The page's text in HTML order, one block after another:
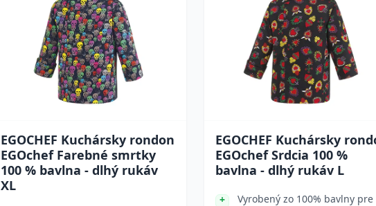
EGOCHEF Kuchársky rondon
EGOchef Farebné smrtky
100 % bavlna - dlhý rukáv
XL
EGOCHEF Kuchársky
EGOchef Srdcia 100 %
bavlna - dlhý rukáv L
Vyrobený zo 100% bavlny pre